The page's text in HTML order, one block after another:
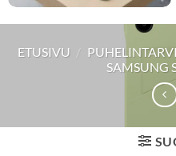
ETUSIVU /
SAMSUNG